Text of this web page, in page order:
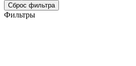
Сброс фильтра
Фильтры